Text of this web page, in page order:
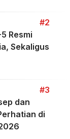
#2
Resmi
Sekaligus
#3
dan
di